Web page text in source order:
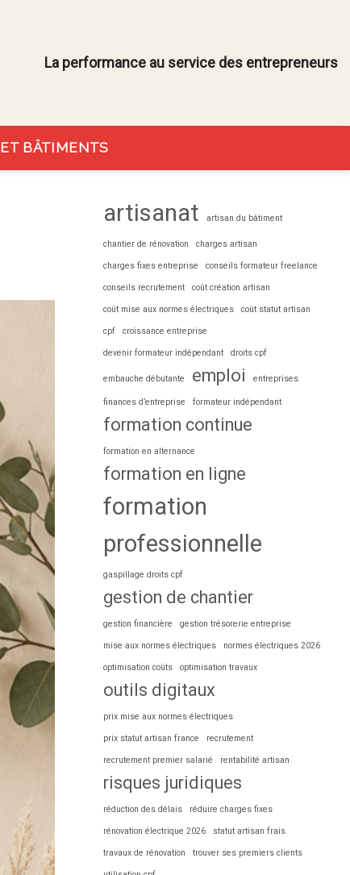
La performance au service des entrepreneurs
ET BÂTIMENTS
artisanat artisan du bâtiment
chantier de rénovation charges artisan
charges fixes entreprise conseils formateur freelance
conseils recrutement coût création artisan
coût mise aux normes électriques coût statut artisan
cpf croissance entreprise
devenir formateur indépendant droits cpf
embauche débutante emploi entreprises
finances d’entreprise formateur indépendant
formation continue
formation en alternance
formation en ligne
formation
professionnelle
gaspillage droits cpf
gestion de chantier
gestion financière gestion trésorerie entreprise
mise aux normes électriques normes électriques 2026
optimisation coûts optimisation travaux
outils digitaux
prix mise aux normes électriques
prix statut artisan france recrutement
recrutement premier salarié rentabilité artisan
risques juridiques
réduction des délais réduire charges fixes
rénovation électrique 2026 statut artisan frais
travaux de rénovation trouver ses premiers clients